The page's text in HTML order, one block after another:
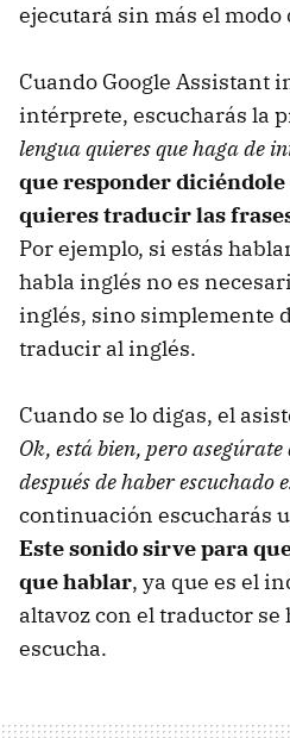
ejecutará sin más el
Cuando Google Assistant
intérprete, escucharás la
lengua quieres que haga de
que responder
quieres traducir las
Por ejemplo, si estás
habla inglés no es
inglés, sino simplemente
traducir al inglés.
Cuando se lo digas, el
Ok, está bien, pero
después de haber escuchado
continuación escucharás
Este sonido sirve para
que hablar, ya que es el
altavoz con el traductor se
escucha.